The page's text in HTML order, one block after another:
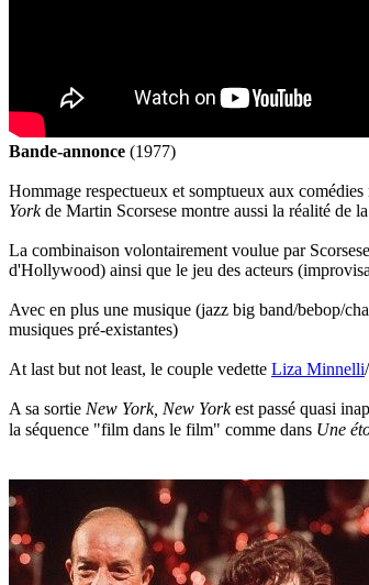
Bande-annonce (1977)
Hommage respectueux et somptueux aux
Yorkde Martin Scorsese montre aussi la réalité de
La combinaison volontairement voulue par
d'Hollywood) ainsi que le jeu des acteurs
Avec en plus une musique (jazz big band/bebop/
musiques pré-existantes)
At last but not least, le couple vedette Liza Minnelli
A sa sortie New York, New Yorkest passé quasi
la séquence "film dans le film" comme dans Une